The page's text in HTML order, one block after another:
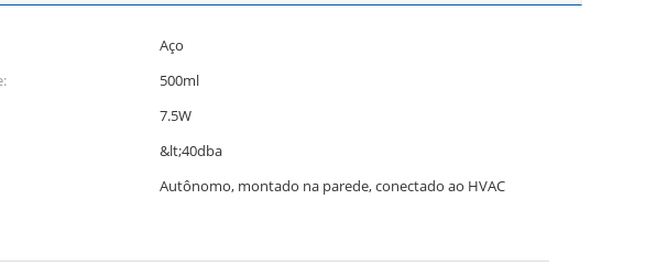
Aço
500ml
7.5W
&lt;40dba
Autônomo, montado na parede, conectado ao HVAC